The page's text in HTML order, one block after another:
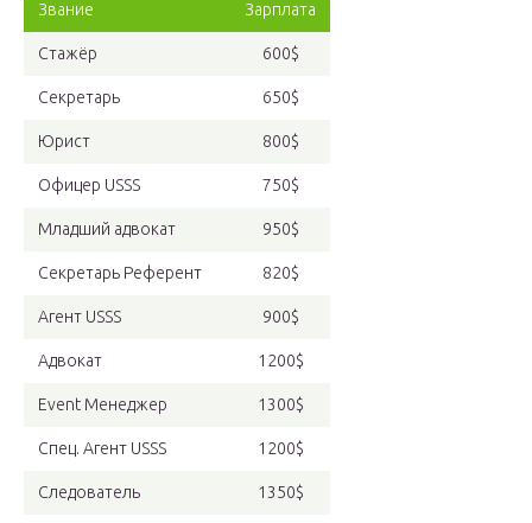
Звание Зарплата
Стажёр 600$
Секретарь 650$
Юрист 800$
Офицер USSS 750$
Младший адвокат 950$
Секретарь Референт 820$
Агент USSS 900$
Адвокат 1200$
Event Менеджер 1300$
Спец. Агент USSS 1200$
Следователь 1350$